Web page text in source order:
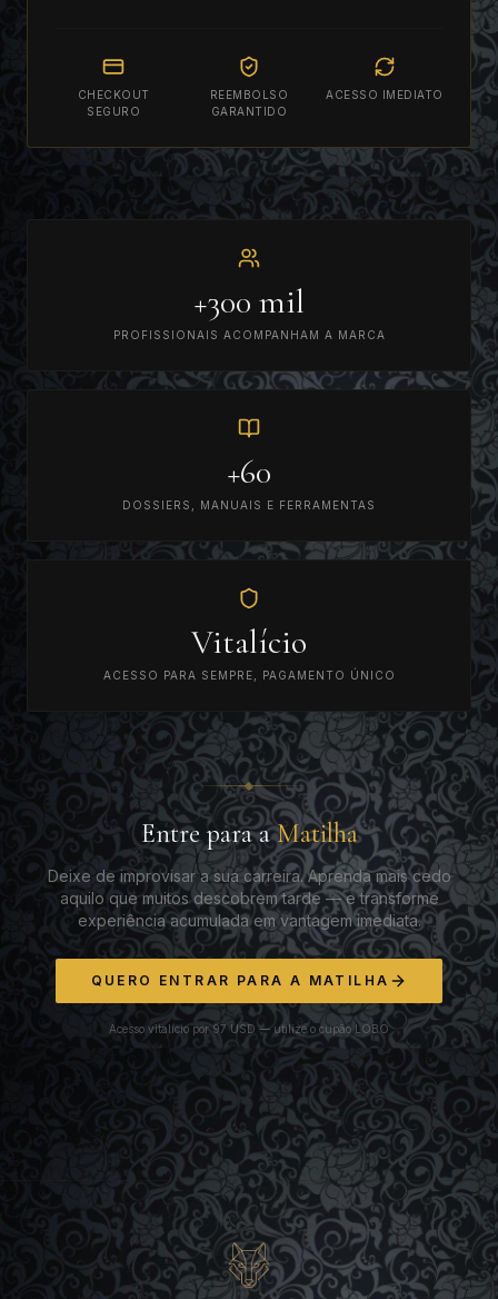
CHECKOUT
SEGURO
REEMBOLSO
GARANTIDO
ACESSO IMEDIATO
+300 mil
PROFISSIONAIS ACOMPANHAM A MARCA
+60
DOSSIERS, MANUAIS E FERRAMENTAS
Vitalício
ACESSO PARA SEMPRE, PAGAMENTO ÚNICO
Entre para aMatilha
Deixe de improvisar a sua carreira. Aprenda mais cedo
aquilo que muitos descobrem tarde — e transforme
experiência acumulada em vantagem imediata.
QUERO ENTRAR PARA A MATILHA
Acesso vitalício por 97 USD — utilize o cupão LOBO